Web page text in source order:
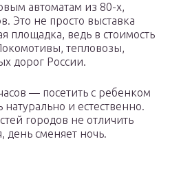
автоматам из 80-х,
Это не просто выставка
площадка, ведь в стоимость
тепловозы,
дорог России.
— посетить с ребенком
и естественно.
городов не отличить
день сменяет ночь.